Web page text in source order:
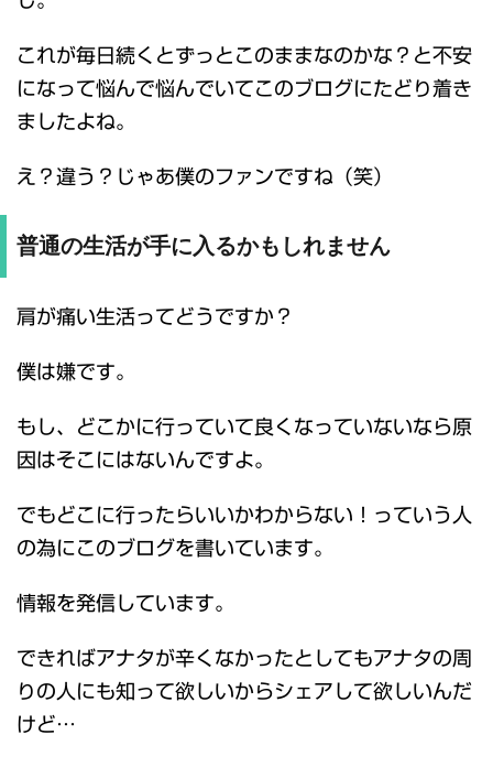
これが毎日続くとずっとこのままなのかな？と不安
になって悩んで悩んでいてこのブログにたどり着き
ましたよね。
え？違う？じゃあ僕のファンですね（笑）
普通の生活が手に入るかもしれません
肩が痛い生活ってどうですか？
僕は嫌です。
もし、どこかに行っていて良くなっていないなら原
因はそこにはないんですよ。
でもどこに行ったらいいかわからない！っていう人
の為にこのブログを書いています。
情報を発信しています。
できればアナタが辛くなかったとしてもアナタの周
りの人にも知って欲しいからシェアして欲しいんだ
けど…